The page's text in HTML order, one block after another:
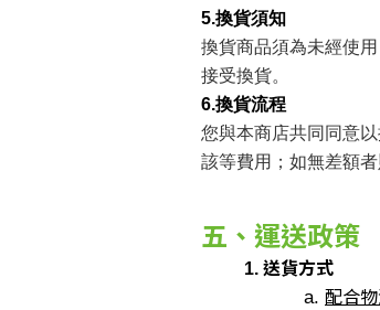
5.換貨須知
換貨商品須為未經使
接受換貨。
6.換貨流程
您與本商店共同同意
該等費用；如無差額者
五、運送政策
送貨方式
配合物